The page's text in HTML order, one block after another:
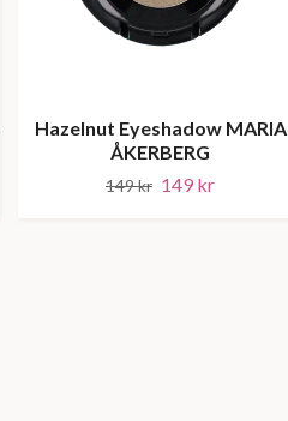
Hazelnut Eyeshadow MARIA
ÅKERBERG
149 kr 149 kr